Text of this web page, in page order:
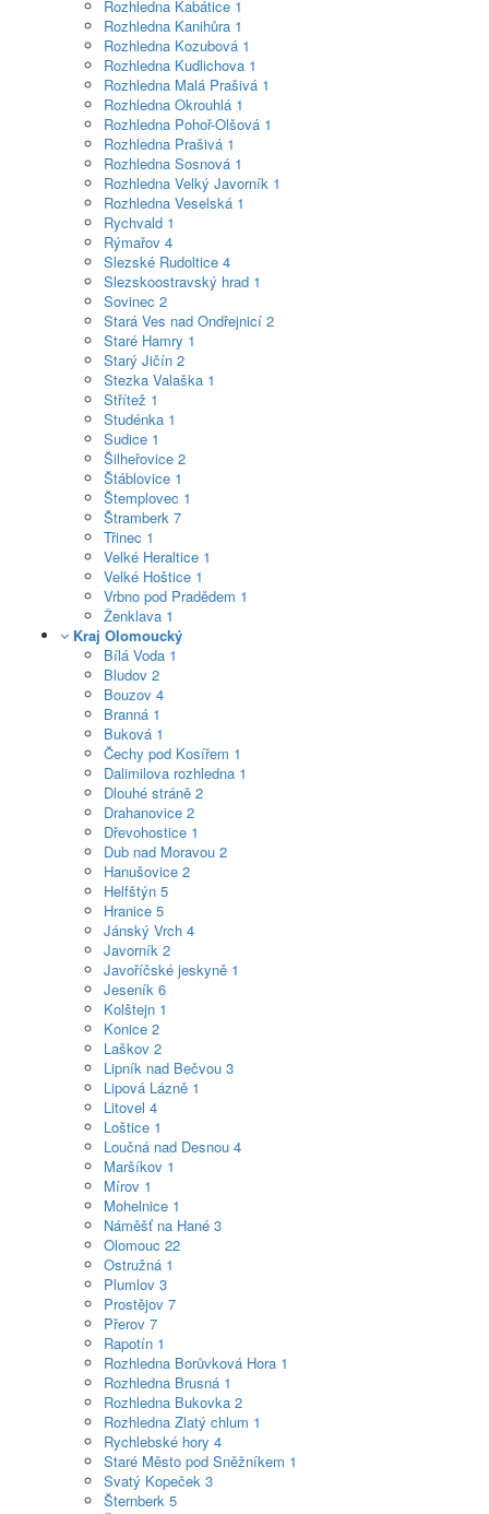
Rozhledna Kabátice 1
Rozhledna Kanihůra 1
Rozhledna Kozubová 1
Rozhledna Kudlichova 1
Rozhledna Malá Prašivá 1
Rozhledna Okrouhlá 1
Rozhledna Pohoř-Olšová 1
Rozhledna Prašivá 1
Rozhledna Sosnová 1
Rozhledna Velký Javorník 1
Rozhledna Veselská 1
Rychvald 1
Rýmařov 4
Slezské Rudoltice 4
Slezskoostravský hrad 1
Sovinec 2
Stará Ves nad Ondřejnicí 2
Staré Hamry 1
Starý Jičín 2
Stezka Valaška 1
Střítež 1
Studénka 1
Sudice 1
Šilheřovice 2
Štáblovice 1
Štemplovec 1
Štramberk 7
Třinec 1
Velké Heraltice 1
Velké Hoštice 1
Vrbno pod Pradědem 1
Ženklava 1
Kraj Olomoucký
Bílá Voda 1
Bludov 2
Bouzov 4
Branná 1
Buková 1
Čechy pod Kosířem 1
Dalimilova rozhledna 1
Dlouhé stráně 2
Drahanovice 2
Dřevohostice 1
Dub nad Moravou 2
Hanušovice 2
Helfštýn 5
Hranice 5
Jánský Vrch 4
Javorník 2
Javoříčské jeskyně 1
Jeseník 6
Kolštejn 1
Konice 2
Laškov 2
Lipník nad Bečvou 3
Lipová Lázně 1
Litovel 4
Loštice 1
Loučná nad Desnou 4
Maršíkov 1
Mírov 1
Mohelnice 1
Náměšť na Hané 3
Olomouc 22
Ostružná 1
Plumlov 3
Prostějov 7
Přerov 7
Rapotín 1
Rozhledna Borůvková Hora 1
Rozhledna Brusná 1
Rozhledna Bukovka 2
Rozhledna Zlatý chlum 1
Rychlebské hory 4
Staré Město pod Sněžníkem 1
Svatý Kopeček 3
Šternberk 5